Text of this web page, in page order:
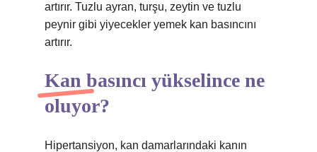
artırır. Tuzlu ayran, turşu, zeytin ve tuzlu
peynir gibi yiyecekler yemek kan basıncını
artırır.
Kan basıncı yükselince ne
oluyor?
Hipertansiyon, kan damarlarındaki kanın